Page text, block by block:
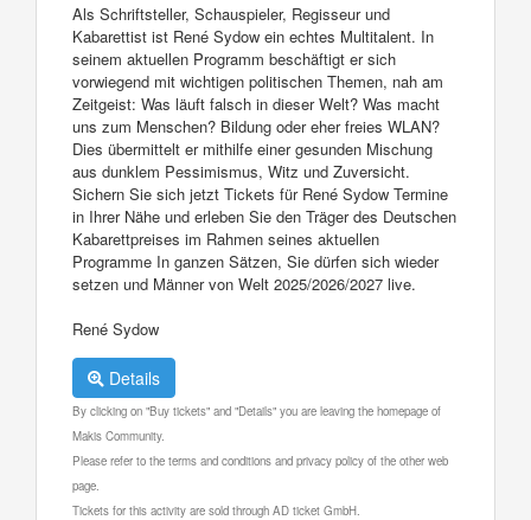
Als Schriftsteller, Schauspieler, Regisseur und
Kabarettist ist René Sydow ein echtes Multitalent. In
seinem aktuellen Programm beschäftigt er sich
vorwiegend mit wichtigen politischen Themen, nah am
Zeitgeist: Was läuft falsch in dieser Welt? Was macht
uns zum Menschen? Bildung oder eher freies WLAN?
Dies übermittelt er mithilfe einer gesunden Mischung
aus dunklem Pessimismus, Witz und Zuversicht.
Sichern Sie sich jetzt Tickets für René Sydow Termine
in Ihrer Nähe und erleben Sie den Träger des Deutschen
Kabarettpreises im Rahmen seines aktuellen
Programme In ganzen Sätzen, Sie dürfen sich wieder
setzen und Männer von Welt 2025/2026/2027 live.
René Sydow
Details
By clicking on "Buy tickets" and "Details" you are leaving the homepage of
Makis Community.
Please refer to the terms and conditions and privacy policy of the other web
page.
Tickets for this activity are sold through AD ticket GmbH.